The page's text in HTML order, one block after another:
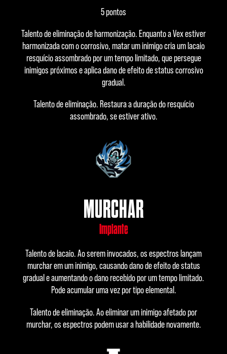
5 pontos
Talento de eliminação de harmonização. Enquanto a Vex estiver
harmonizada com o corrosivo, matar um inimigo cria um lacaio
resquício assombrado por um tempo limitado, que persegue
inimigos próximos e aplica dano de efeito de status corrosivo
gradual.
Talento de eliminação. Restaura a duração do resquício
assombrado, se estiver ativo.
MURCHAR
Implante
Talento de lacaio. Ao serem invocados, os espectros lançam
murchar em um inimigo, causando dano de efeito de status
gradual e aumentando o dano recebido por um tempo limitado.
Pode acumular uma vez por tipo elemental.
Talento de eliminação. Ao eliminar um inimigo afetado por
murchar, os espectros podem usar a habilidade novamente.